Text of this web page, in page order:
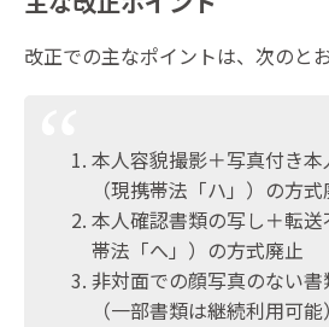
改正での主なポイントは、次のとお
本人容貌撮影＋写真付き
（現携帯法「ハ」）の方
本人確認書類の写し＋転
帯法「へ」）の方式廃止
非対面での顔写真のない
（一部書類は継続利用可能）